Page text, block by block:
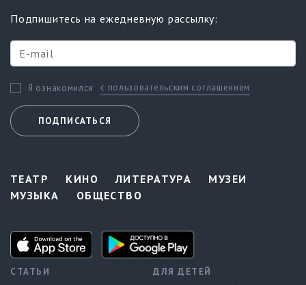
Подпишитесь на ежедневную рассылку:
Я ознакомился с пользовательским соглашением
ПОДПИСАТЬСЯ
ТЕАТР КИНО ЛИТЕРАТУРА
МУЗЕИ
МУЗЫКА
ОБЩЕСТВО
СТАТЬИ
ДЛЯ ДЕТЕЙ